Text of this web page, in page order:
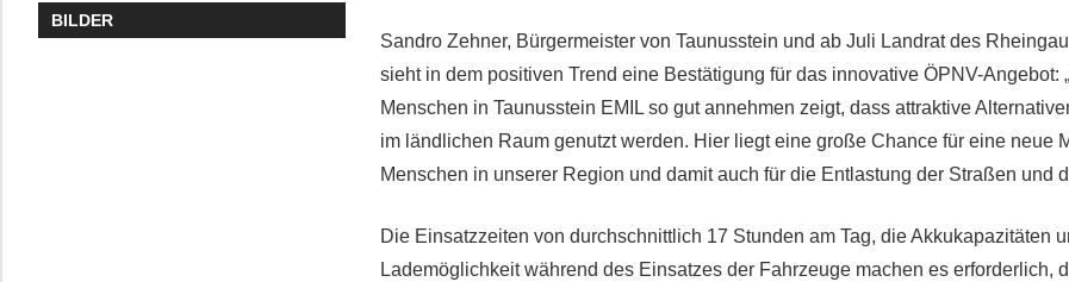
Sandro Zehner, Bürgermeister von Taunusstein und ab Juli Landrat des
sieht in dem positiven Trend eine Bestätigung für das innovative ÖPNV-Angebot:
Menschen in Taunusstein EMIL so gut annehmen zeigt, dass attraktive
im ländlichen Raum genutzt werden. Hier liegt eine große Chance für eine neue
Menschen in unserer Region und damit auch für die Entlastung der Straßen und
Die Einsatzzeiten von durchschnittlich 17 Stunden am Tag, die Akkukapazitäten
Lademöglichkeit während des Einsatzes der Fahrzeuge machen es erforderlich,
BILDER